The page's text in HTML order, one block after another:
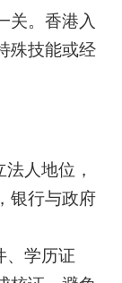
关。香港入
殊技能或经
人地位，
银行与政府
、学历证